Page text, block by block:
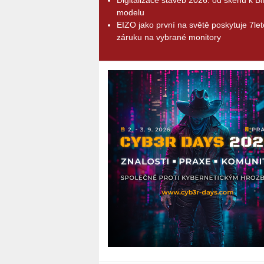
modelu
EIZO jako první na světě poskytuje
záruku na vybrané monitory